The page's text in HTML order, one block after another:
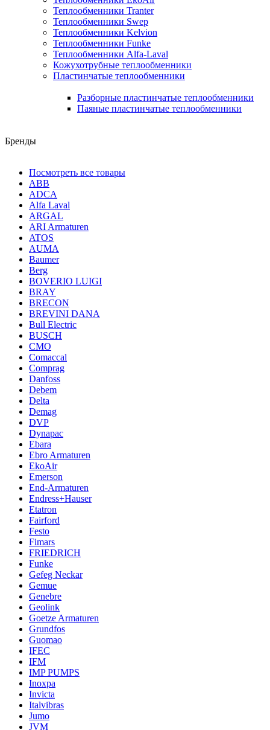
Теплообменники Tranter
Теплообменники Swep
Теплообменники Kelvion
Теплообменники Funke
Теплообменники Alfa-Laval
Кожухотрубные теплообменники
Пластинчатые теплообменники
Разборные пластинчатые теплообменники
Паяные пластинчатые теплообменники
Бренды
Посмотреть все товары
ABB
ADCA
Alfa Laval
ARGAL
ARI Armaturen
ATOS
AUMA
Baumer
Berg
BOVERIO LUIGI
BRAY
BRECON
BREVINI DANA
Bull Electric
BUSCH
CMO
Comaccal
Comprag
Danfoss
Debem
Delta
Demag
DVP
Dynapac
Ebara
Ebro Armaturen
EkoAir
Emerson
End-Armaturen
Endress+Hauser
Etatron
Fairford
Festo
Fimars
FRIEDRICH
Funke
Gefeg Neckar
Gemue
Genebre
Geolink
Goetze Armaturen
Grundfos
Guomao
IFEC
IFM
IMP PUMPS
Inoxpa
Invicta
Italvibras
Jumo
JVM